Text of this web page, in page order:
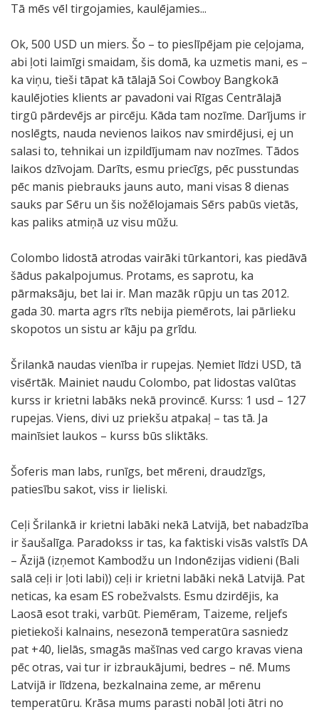
Tā mēs vēl tirgojamies, kaulējamies...
Ok, 500 USD un miers. Šo – to pieslīpējam pie ceļojama,
abi ļoti laimīgi smaidam, šis domā, ka uzmetis mani, es –
ka viņu, tieši tāpat kā tālajā Soi Cowboy Bangkokā
kaulējoties klients ar pavadoni vai Rīgas Centrālajā
tirgū pārdevējs ar pircēju. Kāda tam nozīme. Darījums ir
noslēgts, nauda nevienos laikos nav smirdējusi, ej un
salasi to, tehnikai un izpildījumam nav nozīmes. Tādos
laikos dzīvojam. Darīts, esmu priecīgs, pēc pusstundas
pēc manis piebrauks jauns auto, mani visas 8 dienas
sauks par Sēru un šis nožēlojamais Sērs pabūs vietās,
kas paliks atmiņā uz visu mūžu.
Colombo lidostā atrodas vairāki tūrkantori, kas piedāvā
šādus pakalpojumus. Protams, es saprotu, ka
pārmaksāju, bet lai ir. Man mazāk rūpju un tas 2012.
gada 30. marta agrs rīts nebija piemērots, lai pārlieku
skopotos un sistu ar kāju pa grīdu.
Šrilankā naudas vienība ir rupejas. Ņemiet līdzi USD, tā
visērtāk. Mainiet naudu Colombo, pat lidostas valūtas
kurss ir krietni labāks nekā provincē. Kurss: 1 usd – 127
rupejas. Viens, divi uz priekšu atpakaļ – tas tā. Ja
mainīsiet laukos – kurss būs sliktāks.
Šoferis man labs, runīgs, bet mēreni, draudzīgs,
patiesību sakot, viss ir lieliski.
Ceļi Šrilankā ir krietni labāki nekā Latvijā, bet nabadzība
ir šaušalīga. Paradokss ir tas, ka faktiski visās valstīs DA
– Āzijā (izņemot Kambodžu un Indonēzijas vidieni (Bali
salā ceļi ir ļoti labi)) ceļi ir krietni labāki nekā Latvijā. Pat
neticas, ka esam ES robežvalsts. Esmu dzirdējis, ka
Laosā esot traki, varbūt. Piemēram, Taizeme, reljefs
pietiekoši kalnains, nesezonā temperatūra sasniedz
pat +40, lielās, smagās mašīnas ved cargo kravas viena
pēc otras, vai tur ir izbraukājumi, bedres – nē. Mums
Latvijā ir līdzena, bezkalnaina zeme, ar mērenu
temperatūru. Krāsa mums parasti nobāl ļoti ātri no